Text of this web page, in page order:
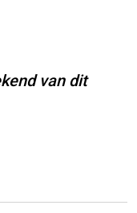
van dit